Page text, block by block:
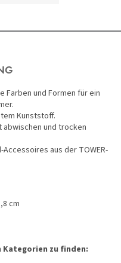
Farben und Formen für ein
Kunststoff.
abwischen und trocken
Accessoires aus der TOWER-
cm
zu finden: